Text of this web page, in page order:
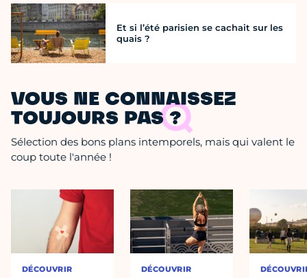
Et si l’été parisien se cachait sur les
quais ?
VOUS NE CONNAISSEZ
TOUJOURS PAS ?
Sélection des bons plans intemporels, mais qui valent le
coup toute l'année !
DÉCOUVRIR DÉCOUVRIR